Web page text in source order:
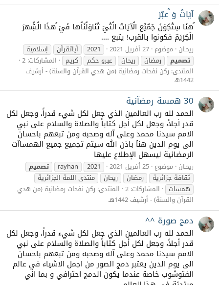
آيَاتْ وَ ْعبّرَ
ُهنَا سِتْكِوَنَ جْمٌيَْع الُآيَاتْ الُتْيَ تْنَاوَلُنَاُها فَيَ ُهذَا الُشُِهرَ
الُكِرَيَمٌ فكونوا بالقرب! يتبع ....
ريحـان موضوع 27 أفريل 2021 2021 آياتقرآن
إسلامية
تصميم
رمضان ريحان عبرو حكم كريم
المشاركات: 2
المنتدى: ركن نفحات رمضانية (من هدي القرآن والسنة) - أرشيف
1442هـ
30 همسة رمضآنية
الحمد لله رب العالمين الذي جعل لكل شيء قدراً، وجعل لكل
قدر أجلاً، وجعل لكل أجل كتاباً والصلاة والسلام على نبي
الامم سيدنا محمد وعلى آله وصحبه ومن تبعهم باحسان
الى يوم الدين هنآ باذن الله سيتم تجميع جميع الهمساآت
الرمضانية ليسهل الإطلاع عليها
ريحـان موضوع 25 أفريل 2021 2021
rayhan
تصميم
ثقافة جزائرية
رمضان ريحان
منتدى اللمة الجزائرية
همسات
المشاركات: 2 المنتدى: ركن نفحات رمضانية (من هدي
القرآن والسنة) - أرشيف 1442هـ
دمج صورة ^^
الحمد لله رب العالمين الذي جعل لكل شيء قدراً، وجعل لكل
قدر أجلاً، وجعل لكل أجل كتاباً والصلاة والسلام على نبي
الامم سيدنا محمد وعلى آله وصحبه ومن تبعهم باحسان
الى يوم الدين يعتبر دمج الصور من اجمل الاشياء في عالم
الفتوشوب خاصة عندما يكون الدمج احترافي و بما اني